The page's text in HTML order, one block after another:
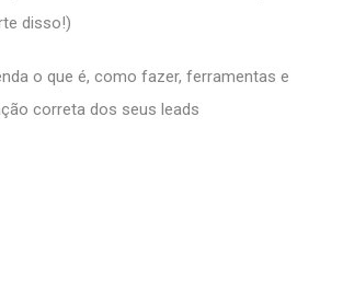
disso!)
o que é, como fazer, ferramentas e
correta dos seus leads